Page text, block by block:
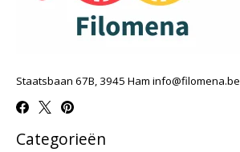
Staatsbaan 67B, 3945 Ham info@filomena.be
Categorieën